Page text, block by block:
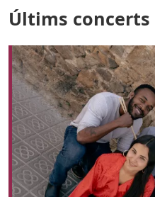
Últims concerts